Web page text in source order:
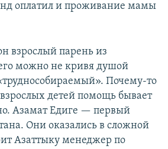
оплатил и проживание мамы
взрослый парень из
можно не кривя душой
Почему-то
детей помощь бывает
Азамат Едиге — первый
Они оказались в сложной
Азаттыку менеджер по